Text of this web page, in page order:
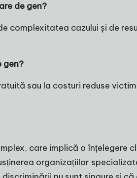
de gen?
cazului și de
gen?
sau la costuri reduse
care implică o înțelegere
organizațiilor